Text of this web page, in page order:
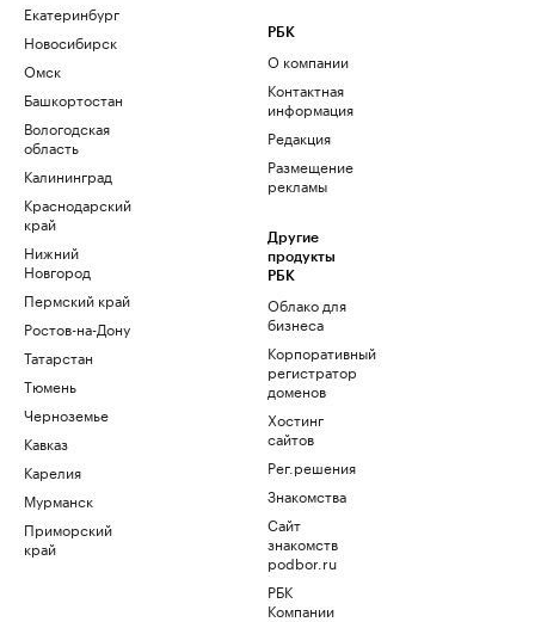
Екатеринбург
Новосибирск
Омск
Башкортостан
Вологодская
область
Калининград
Краснодарский
край
Нижний
Новгород
Пермский край
Ростов-на-Дону
Татарстан
Тюмень
Черноземье
Кавказ
Карелия
Мурманск
Приморский
край
РБК
О компании
Контактная
информация
Редакция
Размещение
рекламы
Другие
продукты
РБК
Облако для
бизнеса
Корпоративный
регистратор
доменов
Хостинг
сайтов
Рег.решения
Знакомства
Сайт
знакомств
podbor.ru
РБК
Компании